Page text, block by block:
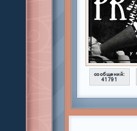
сообщений:
41791